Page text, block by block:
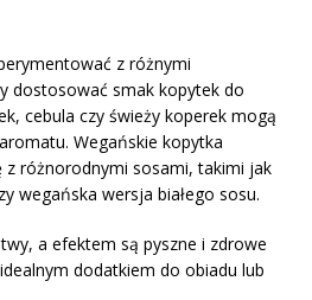
z różnymi
dostosować smak kopytek do
cebula czy świeży koperek mogą
Wegańskie kopytka
różnorodnymi sosami, takimi jak
wegańska wersja białego sosu.
a efektem są pyszne i zdrowe
dodatkiem do obiadu lub